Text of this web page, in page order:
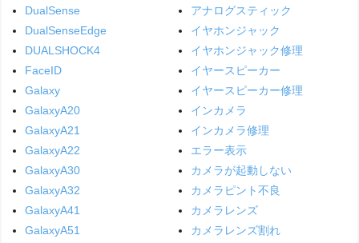
DualSense
DualSenseEdge
DUALSHOCK4
FaceID
Galaxy
GalaxyA20
GalaxyA21
GalaxyA22
GalaxyA30
GalaxyA32
GalaxyA41
GalaxyA51
アナログスティック
イヤホンジャック
イヤホンジャック修理
イヤースピーカー
イヤースピーカー修理
インカメラ
インカメラ修理
エラー表示
カメラが起動しない
カメラピント不良
カメラレンズ
カメラレンズ割れ